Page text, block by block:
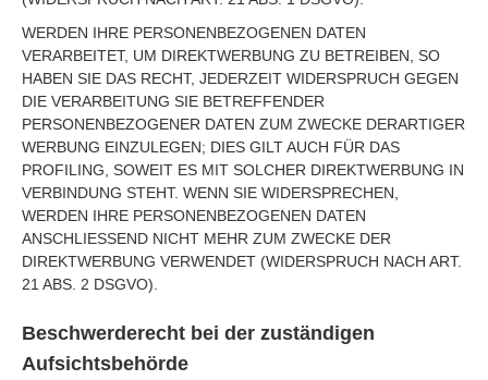
WERDEN IHRE PERSONENBEZOGENEN DATEN
VERARBEITET, UM DIREKTWERBUNG ZU BETREIBEN, SO
HABEN SIE DAS RECHT, JEDERZEIT WIDERSPRUCH GEGEN
DIE VERARBEITUNG SIE BETREFFENDER
PERSONENBEZOGENER DATEN ZUM ZWECKE DERARTIGER
WERBUNG EINZULEGEN; DIES GILT AUCH FÜR DAS
PROFILING, SOWEIT ES MIT SOLCHER DIREKTWERBUNG IN
VERBINDUNG STEHT. WENN SIE WIDERSPRECHEN,
WERDEN IHRE PERSONENBEZOGENEN DATEN
ANSCHLIESSEND NICHT MEHR ZUM ZWECKE DER
DIREKTWERBUNG VERWENDET (WIDERSPRUCH NACH ART.
21 ABS. 2 DSGVO).
Beschwerderecht bei der zuständigen
Aufsichtsbehörde